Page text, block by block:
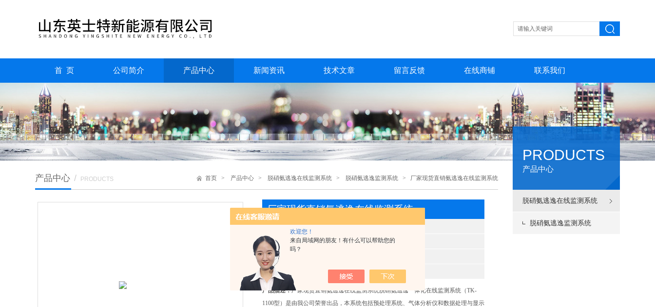
欢迎您！
来自局域网的朋友！有什么可以帮助您的
吗？
首 页 公司简介 产品中心 新闻资讯 技术文章 留言反馈 在线商铺 联系我们
PRODUCTS
产品中心
脱硝氨逃逸在线监测系统
脱硝氨逃逸监测系统
产品中心 / PRODUCTS 首页 > 产品中心 > 脱硝氨逃逸在线监测系统 > 脱硝氨逃逸监测系统 > 厂家现货直销氨逃逸在线监测系统
厂家现货直销氨逃逸在线监测系统
型 号
产品时间 2025-06-06
所属分类
8541
产品描述：厂家现货直销氨逃逸在线监测系统脱硝氨逃逸一体化在线监测系统（TK-
1100型）是由我公司荣誉出品，本系统包括预处理系统、气体分析仪和数据处理与显示